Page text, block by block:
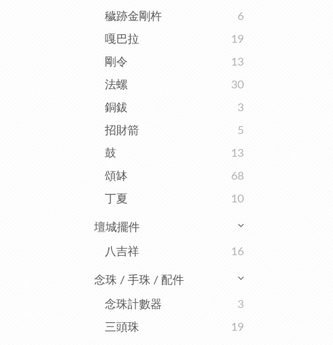
穢跡金剛杵
6
嘎巴拉
19
剛令
13
法螺
30
銅鈸
3
招財箭
5
鼓
13
頌缽
68
丁夏
10
壇城擺件
八吉祥 16
念珠 / 手珠 / 配件
念珠計數器
3
三頭珠
19